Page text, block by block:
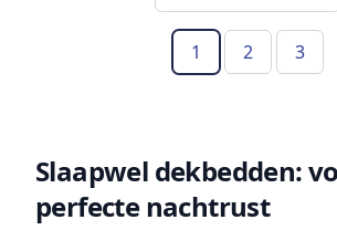
1(Huidige pagina)
2 3
Slaapwel dekbedden:
perfecte nachtrust